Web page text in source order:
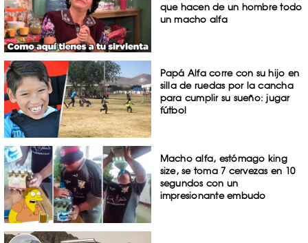
que hacen de un hombre todo
un macho alfa
Papá Alfa corre con su hijo en
silla de ruedas por la cancha
para cumplir su sueño: jugar
fútbol
Macho alfa, estómago king
size, se toma 7 cervezas en 10
segundos con un
impresionante embudo